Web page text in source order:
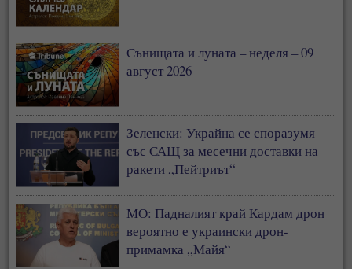
Сънищата и луната – неделя – 09
август 2026
Зеленски: Украйна се споразумя
със САЩ за месечни доставки на
ракети „Пейтриът“
МО: Падналият край Кардам дрон
вероятно е украински дрон-
примамка „Майя“